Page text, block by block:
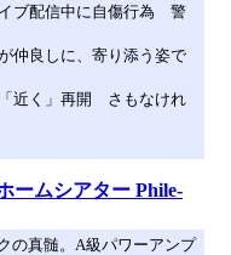
ブ配信中に自傷行為 警
仲良しに、寄り添う姿で
近く」再開 さもなけれ
ームシアター Phile-
の真髄。A級パワーアンプ